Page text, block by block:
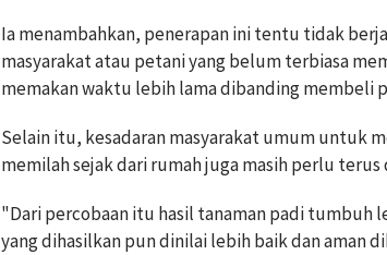
Ia menambahkan, penerapan ini tentu tidak
masyarakat atau petani yang belum terbiasa
memakan waktu lebih lama dibanding membeli
Selain itu, kesadaran masyarakat umum untuk
memilah sejak dari rumah juga masih perlu terus
"Dari percobaan itu hasil tanaman padi tumbuh
yang dihasilkan pun dinilai lebih baik dan aman